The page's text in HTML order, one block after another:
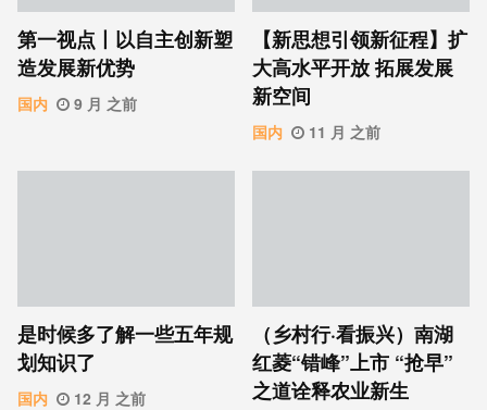
第一视点丨以自主创新塑
造发展新优势
国内 9 月 之前
【新思想引领新征程】扩
大高水平开放 拓展发展
新空间
国内 11 月 之前
是时候多了解一些五年规
划知识了
国内 12 月 之前
（乡村行·看振兴）南湖
红菱“错峰”上市 “抢早”
之道诠释农业新生